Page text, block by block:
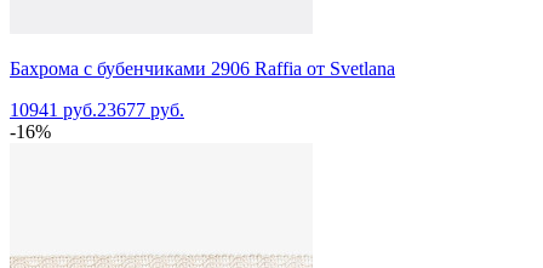
Бахрома с бубенчиками 2906 Raffia от Svetlana
10941 руб.23677 руб.
-16%